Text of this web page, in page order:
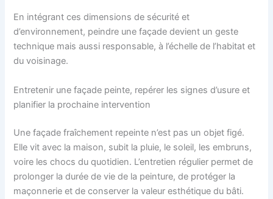
En intégrant ces dimensions de sécurité et
d’environnement, peindre une façade devient un geste
technique mais aussi responsable, à l’échelle de l’habitat et
du voisinage.
Entretenir une façade peinte, repérer les signes d’usure et
planifier la prochaine intervention
Une façade fraîchement repeinte n’est pas un objet figé.
Elle vit avec la maison, subit la pluie, le soleil, les embruns,
voire les chocs du quotidien. L’entretien régulier permet de
prolonger la durée de vie de la peinture, de protéger la
maçonnerie et de conserver la valeur esthétique du bâti.